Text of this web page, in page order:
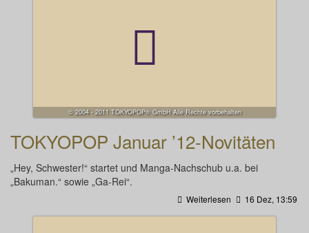
© 2004 - 2011 TOKYOPOP® GmbH Alle Rechte vorbehalten
TOKYOPOP Januar ’12-Novitäten
„Hey, Schwester!“ startet und Manga-Nachschub u.a. bei
„Bakuman.“ sowie „Ga-Rei“.
Weiterlesen 16 Dez, 13:59